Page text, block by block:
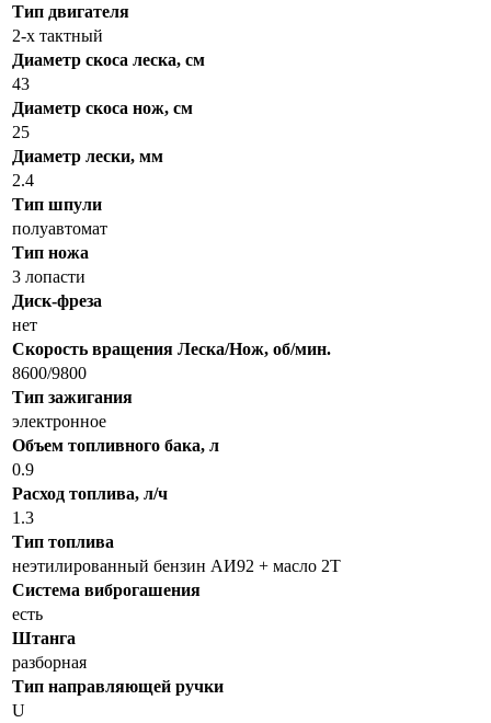
Тип двигателя
2-x тактный
Диаметр скоса леска, см
43
Диаметр скоса нож, см
25
Диаметр лески, мм
2.4
Тип шпули
полуавтомат
Тип ножа
3 лопасти
Диск-фреза
нет
Скорость вращения Леска/Нож, об/мин.
8600/9800
Тип зажигания
электронное
Объем топливного бака, л
0.9
Расход топлива, л/ч
1.3
Тип топлива
неэтилированный бензин АИ92 + масло 2Т
Система виброгашения
есть
Штанга
разборная
Тип направляющей ручки
U